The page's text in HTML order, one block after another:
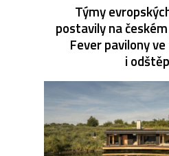
Týmy
postavily na
Fever pavilony
i